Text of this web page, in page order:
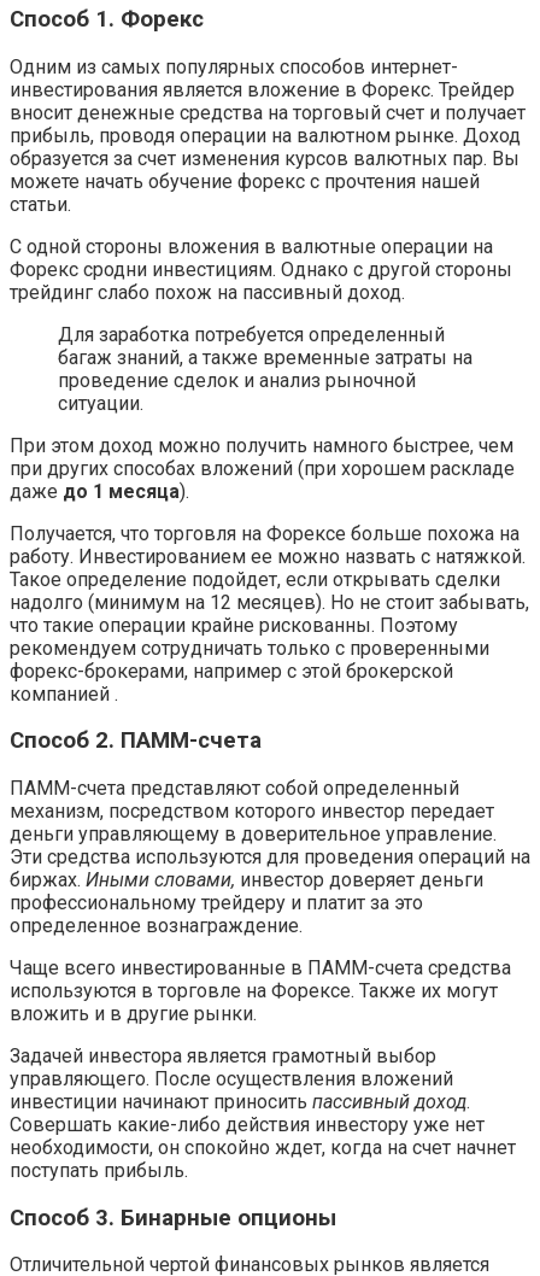
Способ 1. Форекс
Одним из самых популярных способов интернет-
инвестирования является вложение в Форекс. Трейдер
вносит денежные средства на торговый счет и получает
прибыль, проводя операции на валютном рынке. Доход
образуется за счет изменения курсов валютных пар. Вы
можете начать обучение форекс с прочтения нашей
статьи.
С одной стороны вложения в валютные операции на
Форекс сродни инвестициям. Однако с другой стороны
трейдинг слабо похож на пассивный доход.
Для заработка потребуется определенный
багаж знаний, а также временные затраты на
проведение сделок и анализ рыночной
ситуации.
При этом доход можно получить намного быстрее, чем
при других способах вложений (при хорошем раскладе
даже до 1 месяца).
Получается, что торговля на Форексе больше похожа на
работу. Инвестированием ее можно назвать с натяжкой.
Такое определение подойдет, если открывать сделки
надолго (минимум на 12 месяцев). Но не стоит забывать,
что такие операции крайне рискованны. Поэтому
рекомендуем сотрудничать только с проверенными
форекс-брокерами, например с этой брокерской
компанией .
Способ 2. ПАММ-счета
ПАММ-счета представляют собой определенный
механизм, посредством которого инвестор передает
деньги управляющему в доверительное управление.
Эти средства используются для проведения операций на
биржах. Иными словами, инвестор доверяет деньги
профессиональному трейдеру и платит за это
определенное вознаграждение.
Чаще всего инвестированные в ПАММ-счета средства
используются в торговле на Форексе. Также их могут
вложить и в другие рынки.
Задачей инвестора является грамотный выбор
управляющего. После осуществления вложений
инвестиции начинают приносить пассивный доход.
Совершать какие-либо действия инвестору уже нет
необходимости, он спокойно ждет, когда на счет начнет
поступать прибыль.
Способ 3. Бинарные опционы
Отличительной чертой финансовых рынков является